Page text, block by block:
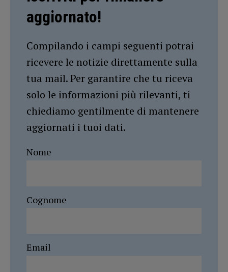
aggiornato!
Compilando i campi seguenti potrai
ricevere le notizie direttamente sulla
tua mail. Per garantire che tu riceva
solo le informazioni più rilevanti, ti
chiediamo gentilmente di mantenere
aggiornati i tuoi dati.
Nome
Cognome
Email